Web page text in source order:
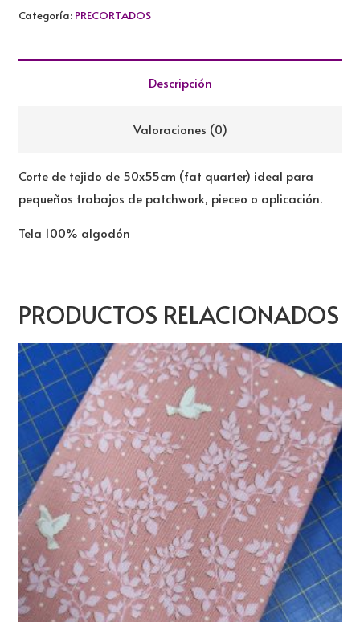
50X55CM
Categoría: PRECORTADOS
Descripción
Valoraciones (0)
Corte de tejido de 50x55cm (fat quarter) ideal para
pequeños trabajos de patchwork, pieceo o aplicación.
Tela 100% algodón
PRODUCTOS RELACIONADOS